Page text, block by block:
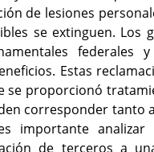
de lesiones
se extinguen. Los
Estas
se proporcionó
corresponder tanto
importante
de terceros a